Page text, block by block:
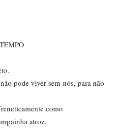
pode viver sem nós, para não
como
atroz.